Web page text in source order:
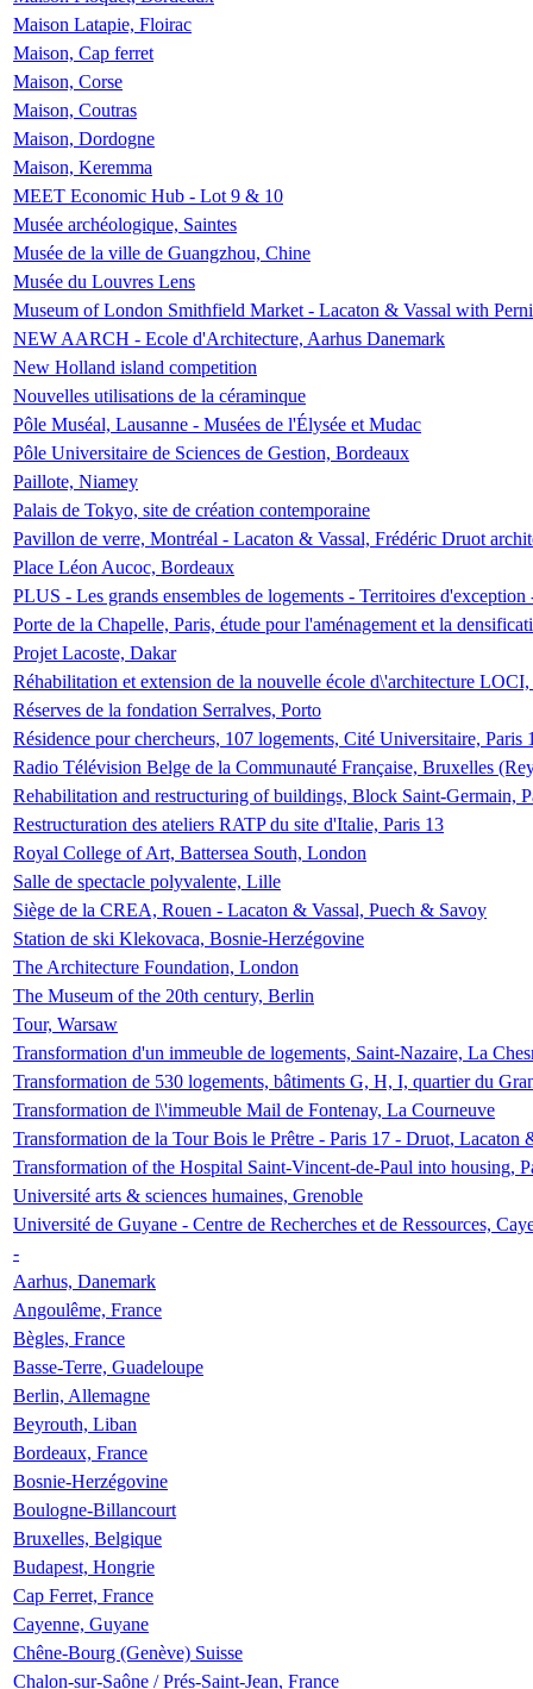
Maison Latapie, Floirac
Maison, Cap ferret
Maison, Corse
Maison, Coutras
Maison, Dordogne
Maison, Keremma
MEET Economic Hub - Lot 9 & 10
Musée archéologique, Saintes
Musée de la ville de Guangzhou, Chine
Musée du Louvres Lens
Museum of London Smithfield Market - Lacaton & Vassal with
NEW AARCH - Ecole d'Architecture, Aarhus Danemark
New Holland island competition
Nouvelles utilisations de la céraminque
Pôle Muséal, Lausanne - Musées de l'Élysée et Mudac
Pôle Universitaire de Sciences de Gestion, Bordeaux
Paillote, Niamey
Palais de Tokyo, site de création contemporaine
Pavillon de verre, Montréal - Lacaton & Vassal, Frédéric Druot
Place Léon Aucoc, Bordeaux
PLUS - Les grands ensembles de logements - Territoires
Porte de la Chapelle, Paris, étude pour l'aménagement et la
Projet Lacoste, Dakar
Réhabilitation et extension de la nouvelle école d\'architecture
Réserves de la fondation Serralves, Porto
Résidence pour chercheurs, 107 logements, Cité Universitaire, Paris
Radio Télévision Belge de la Communauté Française, Bruxelles
Rehabilitation and restructuring of buildings, Block Saint-Germain,
Restructuration des ateliers RATP du site d'Italie, Paris 13
Royal College of Art, Battersea South, London
Salle de spectacle polyvalente, Lille
Siège de la CREA, Rouen - Lacaton & Vassal, Puech & Savoy
Station de ski Klekovaca, Bosnie-Herzégovine
The Architecture Foundation, London
The Museum of the 20th century, Berlin
Tour, Warsaw
Transformation d'un immeuble de logements, Saint-Nazaire, La
Transformation de 530 logements, bâtiments G, H, I, quartier du
Transformation de l\'immeuble Mail de Fontenay, La Courneuve
Transformation de la Tour Bois le Prêtre - Paris 17 - Druot, Lacaton
Transformation of the Hospital Saint-Vincent-de-Paul into housing,
Université arts & sciences humaines, Grenoble
Université de Guyane - Centre de Recherches et de Ressources,
-
Aarhus, Danemark
Angoulême, France
Bègles, France
Basse-Terre, Guadeloupe
Berlin, Allemagne
Beyrouth, Liban
Bordeaux, France
Bosnie-Herzégovine
Boulogne-Billancourt
Bruxelles, Belgique
Budapest, Hongrie
Cap Ferret, France
Cayenne, Guyane
Chêne-Bourg (Genève) Suisse
Chalon-sur-Saône / Prés-Saint-Jean, France